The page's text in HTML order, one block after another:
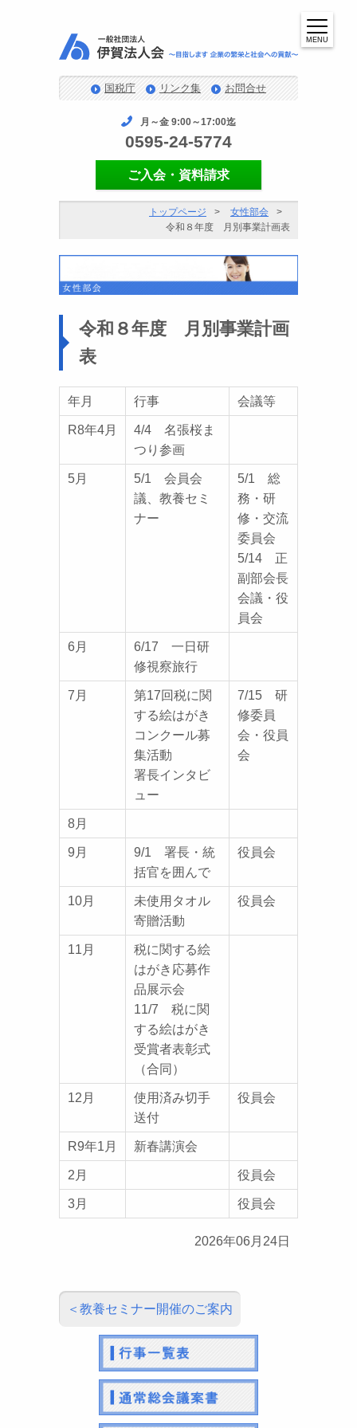
国税庁 リンク集 お問合せ
月～金 9:00～17:00迄
0595-24-5774
ご入会・資料請求
MENU
トップページ
女性部会
令和８年度 月別事業計画表
令和８年度 月別事業計画
表
年月 行事 会議等
R8年4月
4/4 名張桜ま
つり参画
5月
5/1 会員会
議、教養セミ
ナー
5/1 総
務・研
修・交流
委員会
5/14 正
副部会長
会議・役
員会
6月
6/17 一日研
修視察旅行
7月
第17回税に関
する絵はがき
コンクール募
集活動
署長インタビ
ュー
7/15 研
修委員
会・役員
会
8月
9月
9/1 署長・統
括官を囲んで
役員会
10月
未使用タオル
寄贈活動
役員会
11月
税に関する絵
はがき応募作
品展示会
11/7 税に関
する絵はがき
受賞者表彰式
（合同）
12月
使用済み切手
送付
役員会
R9年1月 新春講演会
2月 役員会
3月 役員会
2026年06月24日
教養セミナー開催のご案内